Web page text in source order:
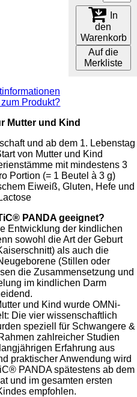
In
den
Warenkorb
Auf die
Merkliste
Produkt?
Mutter und Kind
und ab dem 1. Lebenstag
von Mutter und Kind
mit mindestens 3
Portion (= 1 Beutel à 3 g)
Eiweiß, Gluten, Hefe und
Lactose
PANDA geeignet?
Entwicklung der kindlichen
sowohl die Art der Geburt
als auch die
(Stillen oder
die Zusammensetzung und
im kindlichen Darm
und Kind wurde OMNi-
Die vier wissenschaftlich
speziell für Schwangere &
zahlreicher Studien
Erfahrung aus
praktischer Anwendung wird
PANDA spätestens ab dem
und im gesamten ersten
empfohlen.